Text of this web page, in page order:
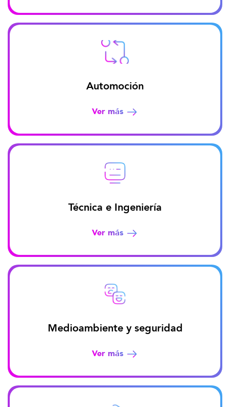
Automoción
Ver más
Técnica e Ingeniería
Ver más
Medioambiente y seguridad
Ver más